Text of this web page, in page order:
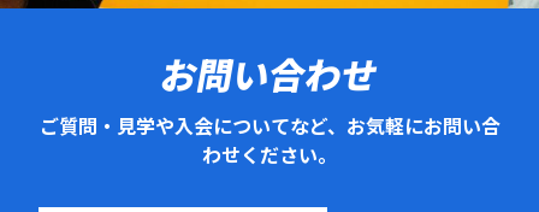
お問い合わせ
ご質問・見学や入会についてなど、お気軽にお問い合
わせください。